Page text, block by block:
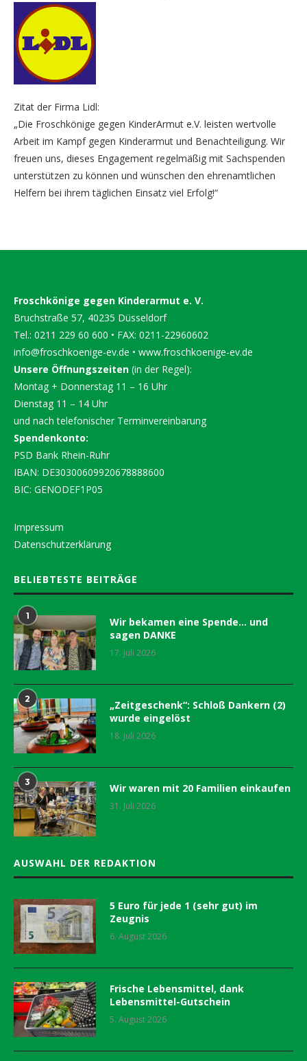
Zitat der Firma Lidl:
„Die Froschkönige gegen KinderArmut e.V. leisten wertvolle
Arbeit im Kampf gegen Kinderarmut und Benachteiligung. Wir
freuen uns, dieses Engagement regelmäßig mit Sachspenden
unterstützen zu können und wünschen den ehrenamtlichen
Helfern bei ihrem täglichen Einsatz viel Erfolg!“
Froschkönige gegen Kinderarmut e. V.
Bruchstraße 57, 40235 Düsseldorf
Tel.: 0211 229 60 600 • FAX: 0211-22960602
info@froschkoenige-ev.de • www.froschkoenige-ev.de
Unsere Öffnungszeiten (in der Regel):
Montag + Donnerstag 11 – 16 Uhr
Dienstag 11 – 14 Uhr
und nach telefonischer Terminvereinbarung
Spendenkonto:
PSD Bank Rhein-Ruhr
IBAN: DE30300609920678888600
BIC: GENODEF1P05
Impressum
Datenschutzerklärung
BELIEBTESTE BEITRÄGE
1
Wir bekamen eine Spende… und
sagen DANKE
17. Juli 2026
2
„Zeitgeschenk“: Schloß Dankern (2)
wurde eingelöst
18. Juli 2026
3 Wir waren mit 20 Familien einkaufen
31. Juli 2026
AUSWAHL DER REDAKTION
5 Euro für jede 1 (sehr gut) im
Zeugnis
6. August 2026
Frische Lebensmittel, dank
Lebensmittel-Gutschein
5. August 2026